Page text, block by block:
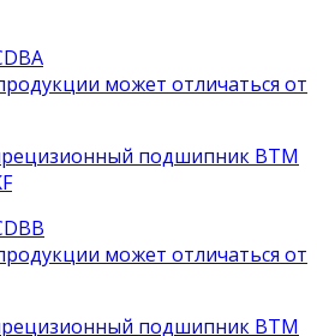
подшипник BTM
подшипник BTM